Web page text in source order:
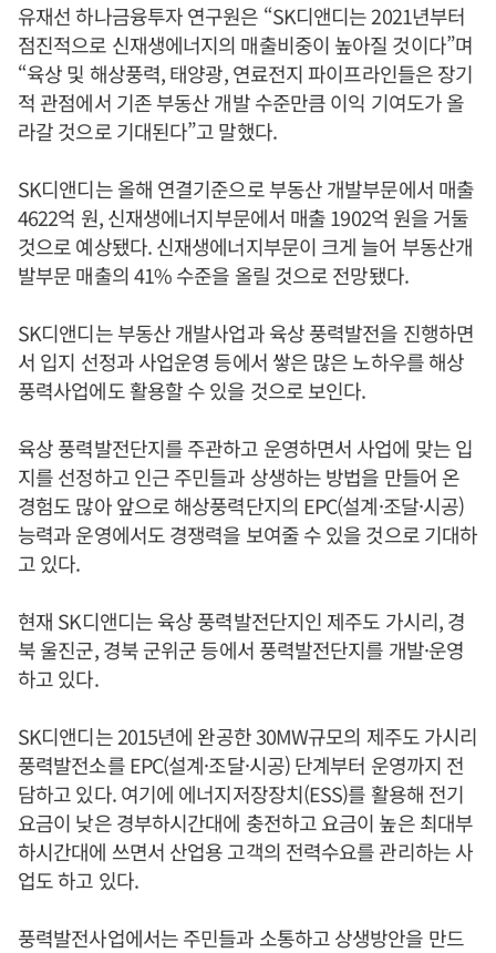
유재선 하나금융투자 연구원은 “SK디앤디는 2021년부터
점진적으로 신재생에너지의 매출비중이 높아질 것이다”며
“육상 및 해상풍력, 태양광, 연료전지 파이프라인들은 장기
적 관점에서 기존 부동산 개발 수준만큼 이익 기여도가 올
라갈 것으로 기대된다”고 말했다.
SK디앤디는 올해 연결기준으로 부동산 개발부문에서 매출
4622억 원, 신재생에너지부문에서 매출 1902억 원을 거둘
것으로 예상됐다. 신재생에너지부문이 크게 늘어 부동산개
발부문 매출의 41% 수준을 올릴 것으로 전망됐다.
SK디앤디는 부동산 개발사업과 육상 풍력발전을 진행하면
서 입지 선정과 사업운영 등에서 쌓은 많은 노하우를 해상
풍력사업에도 활용할 수 있을 것으로 보인다.
육상 풍력발전단지를 주관하고 운영하면서 사업에 맞는 입
지를 선정하고 인근 주민들과 상생하는 방법을 만들어 온
경험도 많아 앞으로 해상풍력단지의 EPC(설계·조달·시공)
능력과 운영에서도 경쟁력을 보여줄 수 있을 것으로 기대하
고 있다.
현재 SK디앤디는 육상 풍력발전단지인 제주도 가시리, 경
북 울진군, 경북 군위군 등에서 풍력발전단지를 개발·운영
하고 있다.
SK디앤디는 2015년에 완공한 30MW규모의 제주도 가시리
풍력발전소를 EPC(설계·조달·시공) 단계부터 운영까지 전
담하고 있다. 여기에 에너지저장장치(ESS)를 활용해 전기
요금이 낮은 경부하시간대에 충전하고 요금이 높은 최대부
하시간대에 쓰면서 산업용 고객의 전력수요를 관리하는 사
업도 하고 있다.
풍력발전사업에서는 주민들과 소통하고 상생방안을 만드